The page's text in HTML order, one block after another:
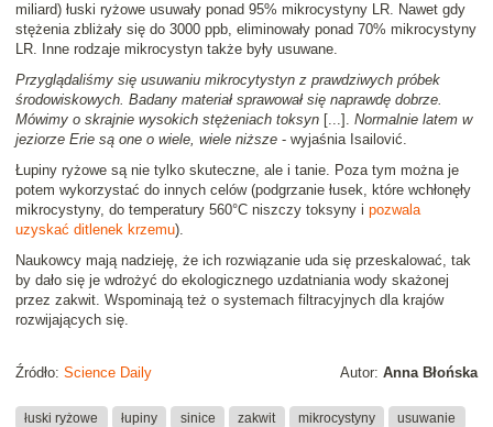
miliard) łuski ryżowe usuwały ponad 95% mikrocystyny LR. Nawet gdy
stężenia zbliżały się do 3000 ppb, eliminowały ponad 70% mikrocystyny
LR. Inne rodzaje mikrocystyn także były usuwane.
Przyglądaliśmy się usuwaniu mikrocytystyn z prawdziwych próbek
środowiskowych. Badany materiał sprawował się naprawdę dobrze.
Mówimy o skrajnie wysokich stężeniach toksyn [...]. Normalnie latem w
jeziorze Erie są one o wiele, wiele niższe - wyjaśnia Isailović.
Łupiny ryżowe są nie tylko skuteczne, ale i tanie. Poza tym można je
potem wykorzystać do innych celów (podgrzanie łusek, które wchłonęły
mikrocystyny, do temperatury 560°C niszczy toksyny i pozwala
uzyskać ditlenek krzemu).
Naukowcy mają nadzieję, że ich rozwiązanie uda się przeskalować, tak
by dało się je wdrożyć do ekologicznego uzdatniania wody skażonej
przez zakwit. Wspominają też o systemach filtracyjnych dla krajów
rozwijających się.
Autor: Anna Błońska
Źródło: Science Daily
łuski ryżowe łupiny sinice zakwit mikrocystyny usuwanie